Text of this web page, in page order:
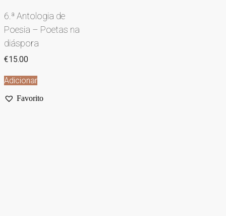
6.ª Antologia de
Poesia – Poetas na
diáspora
€15.00
Adicionar
Favorito